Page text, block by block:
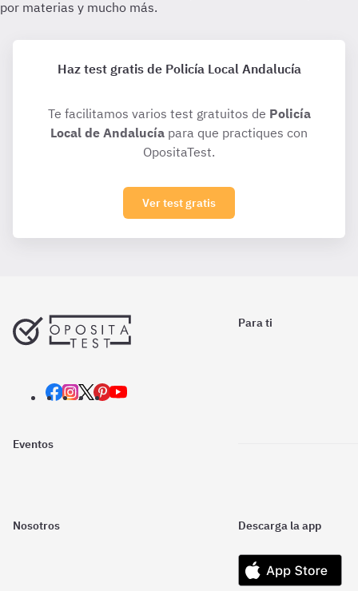
Haz test gratis de Policía Local Andalucía
Te facilitamos varios test gratuitos de Policía
Local de Andalucía para que practiques con
OpositaTest.
Ver test gratis
Para ti
Eventos
Nosotros Descarga la app